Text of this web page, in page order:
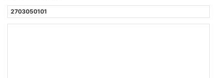
2703050101